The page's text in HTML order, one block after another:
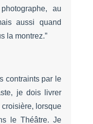
au
aussi quand
la montrez.”
contraints par le
je dois livrer
lorsque
le Théâtre. Je